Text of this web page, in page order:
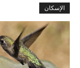
الإسكان